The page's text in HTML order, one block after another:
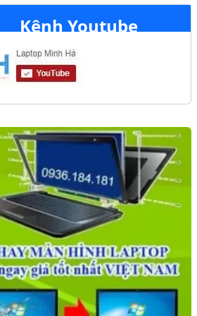
Kênh Youtube